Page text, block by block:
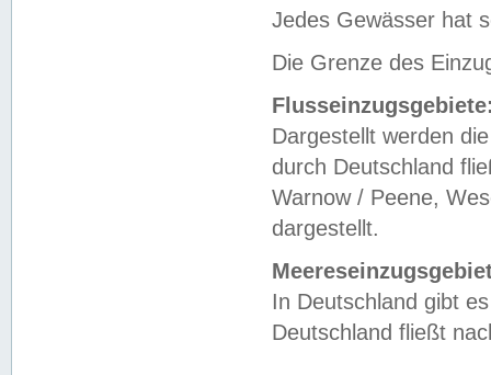
Jedes Gewässer hat
Die Grenze des
Dargestellt werden
durch Deutschland
Warnow / Peene,
dargestellt.
In Deutschland gibt
Deutschland fließt